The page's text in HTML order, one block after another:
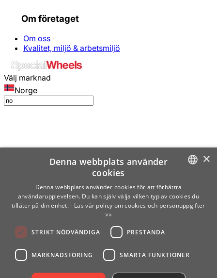
Om företaget
Om oss
Kvalitet, miljö & arbetsmiljö
Välj marknad
Norge
SWEDISH
×
Denna webbplats använder
cookies
Denna webbplats använder cookies för att förbättra
användarupplevelsen. Du kan själv välja vilken typ av cookies du
tillåter på din enhet. - Läs vår policy om cookies och personuppgifter
>>
STRIKT NÖDVÄNDIGA PRESTANDA
MARKNADSFÖRING SMARTA FUNKTIONER